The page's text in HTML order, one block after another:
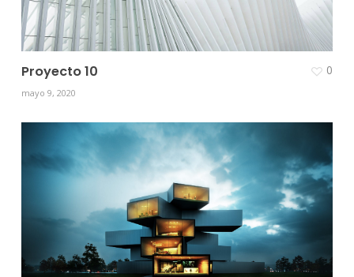
Proyecto 10
mayo 9, 2020
0